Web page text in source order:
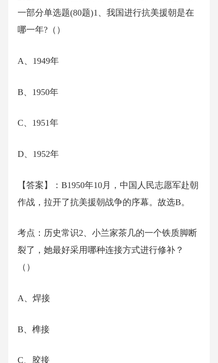
一部分单选题(80题)1、我国进行抗美援朝是在
哪一年?（）
A、1949年
B、1950年
C、1951年
D、1952年
【答案】：B1950年10月，中国人民志愿军赴朝
作战，拉开了抗美援朝战争的序幕。故选B。
考点：历史常识2、小兰家茶几的一个铁质脚断
裂了，她最好采用哪种连接方式进行修补？
（）
A、焊接
B、榫接
C、胶接